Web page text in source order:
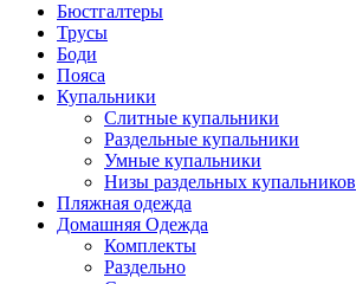
Бюстгалтеры
Трусы
Боди
Пояса
Купальники
Слитные купальники
Раздельные купальники
Умные купальники
Низы раздельных купальников
Пляжная одежда
Домашняя Одежда
Комплекты
Раздельно